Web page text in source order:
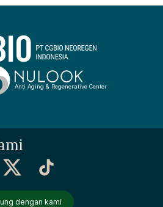
Anti Aging & Regenerative Center
dengan kami